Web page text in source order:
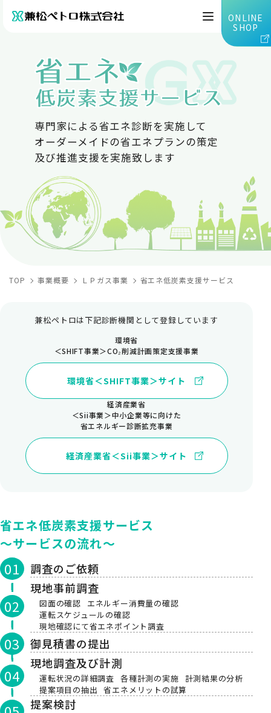
ONLINE
SHOP
専門家による省エネ診断を実施して
オーダーメイドの省エネプランの策定
及び推進支援を実施致します
TOP 事業概要 ＬＰガス事業 省エネ低炭素支援サービス
兼松ペトロは下記診断機関として登録しています
環境省
＜SHIFT事業＞CO₂削減計画策定支援事業
環境省＜SHIFT事業＞サイト
経済産業省
＜Sii事業＞中小企業等に向けた
省エネルギー診断拡充事業
経済産業省＜Sii事業＞サイト
省エネ低炭素支援サービス
～サービスの流れ～
調査のご依頼
現地事前調査
図面の確認
エネルギー消費量の確認
運転スケジュールの確認
現地確認にて省エネポイント調査
御見積書の提出
現地調査及び計測
運転状況の詳細調査 各種計測の実施 計測結果の分析
提案項目の抽出
省エネメリットの試算
提案検討